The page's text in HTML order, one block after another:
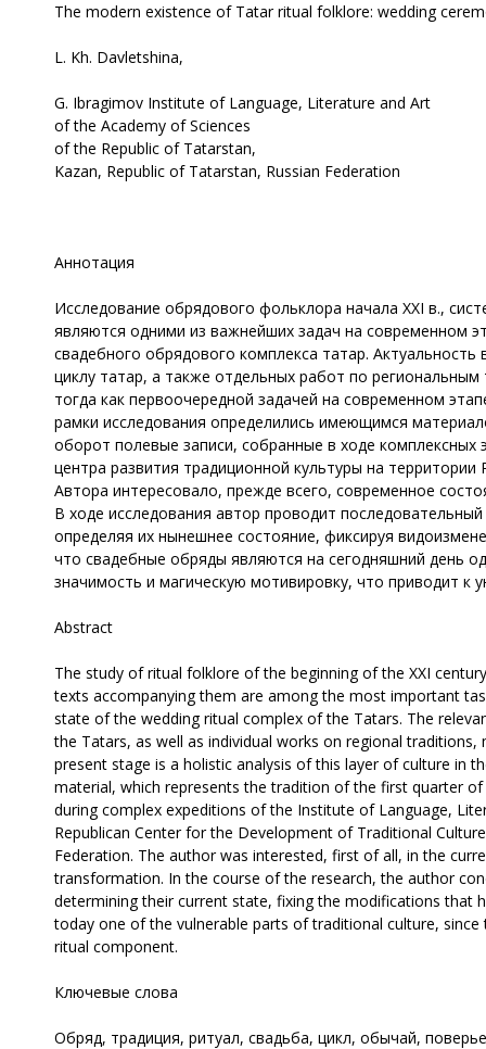
The modern existence of Tatar ritual folklore: wedding
L. Kh. Davletshina,
G. Ibragimov Institute of Language, Literature and Art
of the Academy of Sciences
of the Republic of Tatarstan,
Kazan, Republic of Tatarstan, Russian Federation
Аннотация
Исследование обрядового фольклора начала XXI в.,
являются одними из важнейших задач на современном
свадебного обрядового комплекса татар.
циклу татар, а также отдельных работ по
тогда как первоочередной задачей на современном
рамки исследования определились имеющимся
оборот полевые записи, собранные в ходе комплексных
центра развития традиционной культуры на
Автора интересовало, прежде всего, современное
В ходе исследования автор проводит
определяя их нынешнее состояние, фиксируя
что свадебные обряды являются на сегодняшний день
значимость и магическую мотивировку, что приводит к
Abstract
The study of ritual folklore of the beginning of the XXI
texts accompanying them are among the most important
state of the wedding ritual complex of the Tatars. The
the Tatars, as well as individual works on regional
present stage is a holistic analysis of this layer of culture in
material, which represents the tradition of the first quarter
during complex expeditions of the Institute of Language,
Republican Center for the Development of Traditional
Federation. The author was interested, first of all, in the
transformation. In the course of the research, the author
determining their current state, fixing the modifications that
today one of the vulnerable parts of traditional culture,
ritual component.
Ключевые слова
Обряд, традиция, ритуал, свадьба, цикл, обычай,